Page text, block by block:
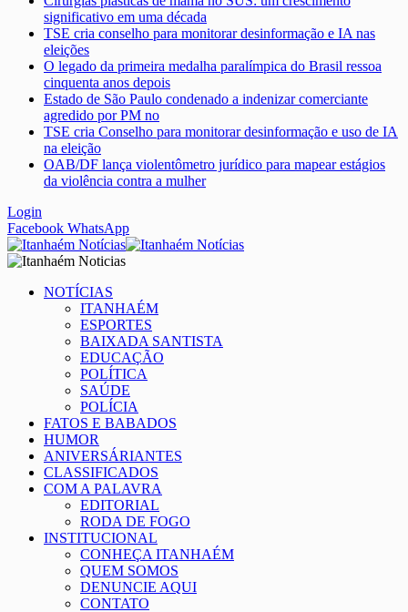
significativo em uma década
TSE cria conselho para monitorar desinformação e IA nas
eleições
O legado da primeira medalha paralímpica do Brasil ressoa
cinquenta anos depois
Estado de São Paulo condenado a indenizar comerciante
agredido por PM no
TSE cria Conselho para monitorar desinformação e uso de IA
na eleição
OAB/DF lança violentômetro jurídico para mapear estágios
da violência contra a mulher
Login
Facebook WhatsApp
NOTÍCIAS
ITANHAÉM
ESPORTES
BAIXADA SANTISTA
EDUCAÇÃO
POLÍTICA
SAÚDE
POLÍCIA
FATOS E BABADOS
HUMOR
ANIVERSÁRIANTES
CLASSIFICADOS
COM A PALAVRA
EDITORIAL
RODA DE FOGO
INSTITUCIONAL
CONHEÇA ITANHAÉM
QUEM SOMOS
DENUNCIE AQUI
CONTATO